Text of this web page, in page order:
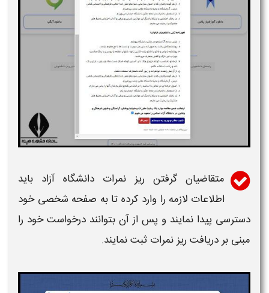
متقاضیان گرفتن ریز نمرات دانشگاه آزاد باید
اطلاعات لازمه را وارد کرده تا به صفحه شخصی خود
دسترسی پیدا نمایند و پس از آن بتوانند درخواست خود را
مبنی بردریافت ریز نمرات ثبت نمایند.